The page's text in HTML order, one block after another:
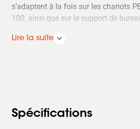
s’adaptent à la fois sur les chariots
100, ainsi que sur le support de
et en toute facilité.
Lire la suite
Spécifications